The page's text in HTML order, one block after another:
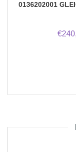
0136202001
€